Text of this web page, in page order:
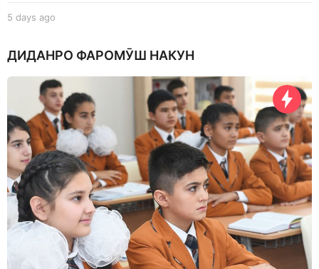
5 days ago
y
a
g
o
ДИДАНРО ФАРОМӮШ НАКУН